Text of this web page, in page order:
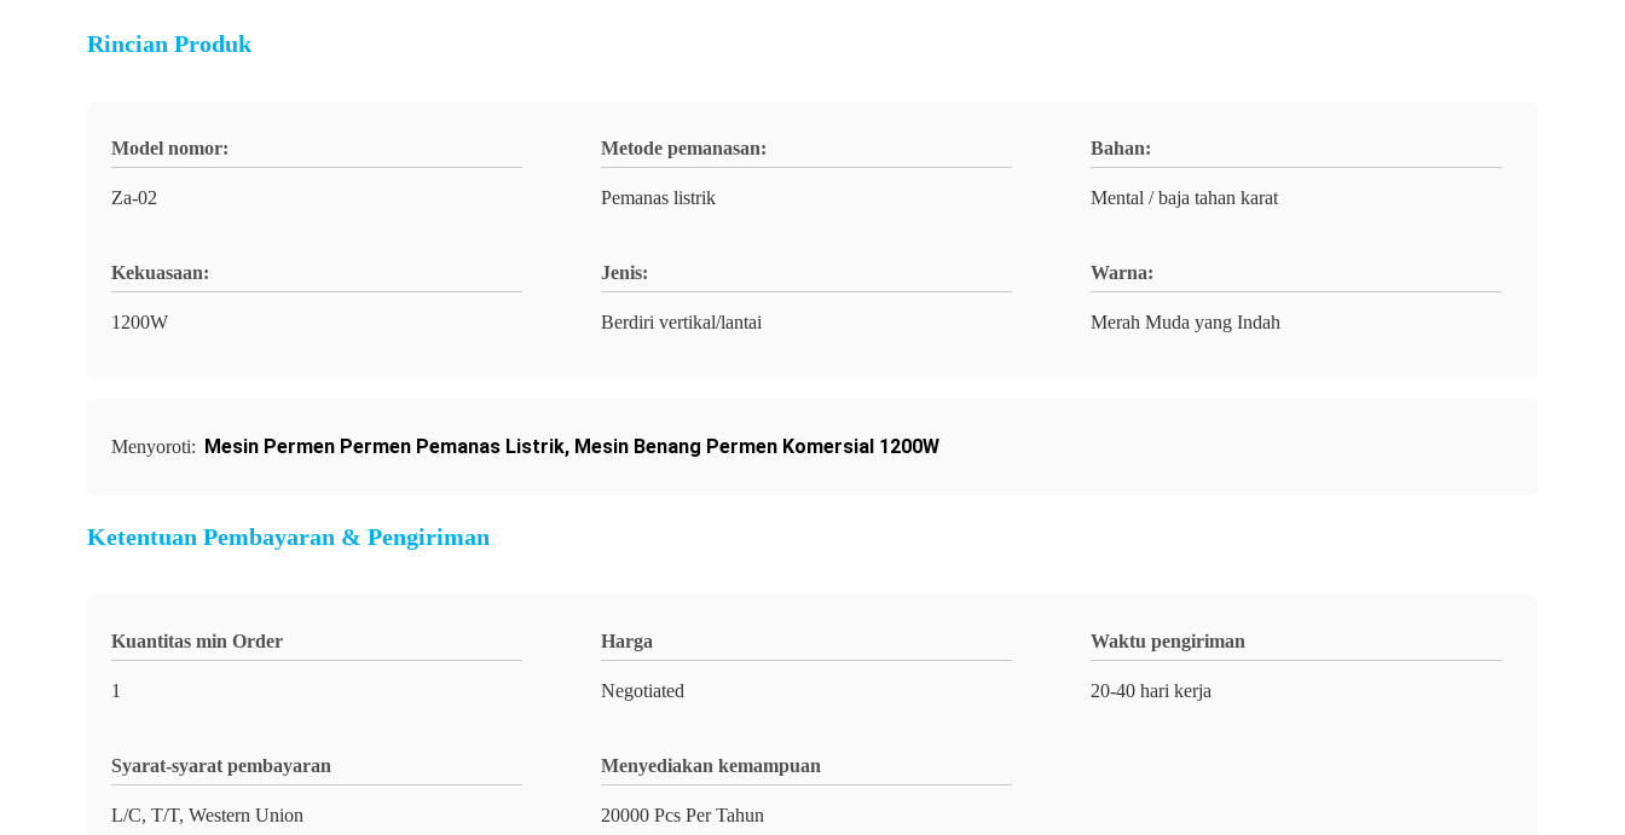
Rincian Produk
Model nomor:
Za-02
Metode pemanasan:
Pemanas listrik
Bahan:
Mental / baja tahan karat
Kekuasaan:
1200W
Jenis:
Berdiri vertikal/lantai
Warna:
Merah Muda yang Indah
Menyoroti: Mesin Permen Permen Pemanas Listrik, Mesin Benang Permen Komersial 1200W
Ketentuan Pembayaran & Pengiriman
Kuantitas min Order
1
Harga
Negotiated
Waktu pengiriman
20-40 hari kerja
Syarat-syarat pembayaran
L/C, T/T, Western Union
Menyediakan kemampuan
20000 Pcs Per Tahun